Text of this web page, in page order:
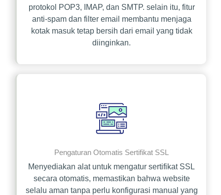
protokol POP3, IMAP, dan SMTP. selain itu, fitur
anti-spam dan filter email membantu menjaga
kotak masuk tetap bersih dari email yang tidak
diinginkan.
Pengaturan Otomatis Sertifikat SSL
Menyediakan alat untuk mengatur sertifikat SSL
secara otomatis, memastikan bahwa website
selalu aman tanpa perlu konfigurasi manual yang